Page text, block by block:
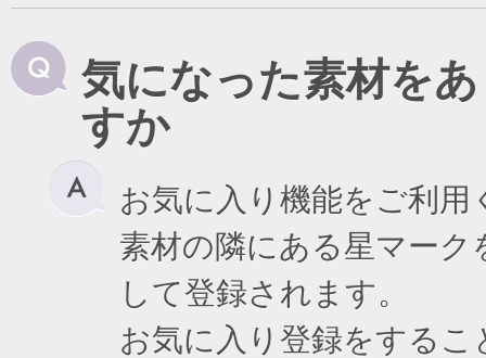
気になった素材を
すか
お気に入り機能をご利用
素材の隣にある星マー
して登録されます。
お気に入り登録をする